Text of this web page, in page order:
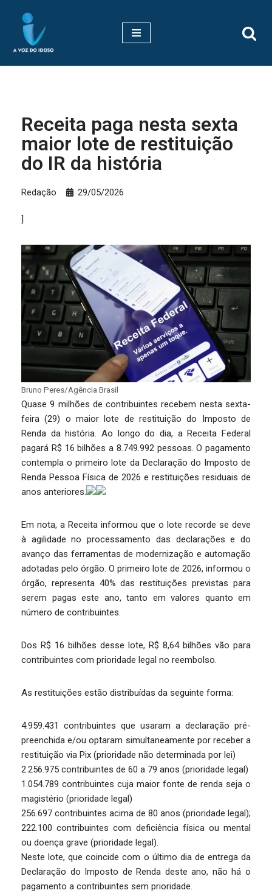
Pular
para
Receita paga nesta sexta
maior lote de restituição
do IR da história
Redação 29/05/2026
]
Bruno Peres/Agência Brasil
Quase 9 milhões de contribuintes recebem nesta sexta-
feira (29) o maior lote de restituição do Imposto de
Renda da história. Ao longo do dia, a Receita Federal
pagará R$ 16 bilhões a 8.749.992 pessoas. O pagamento
contempla o primeiro lote da Declaração do Imposto de
Renda Pessoa Física de 2026 e restituições residuais de
anos anteriores.
Em nota, a Receita informou que o lote recorde se deve
à agilidade no processamento das declarações e do
avanço das ferramentas de modernização e automação
adotadas pelo órgão. O primeiro lote de 2026, informou o
órgão, representa 40% das restituições previstas para
serem pagas este ano, tanto em valores quanto em
número de contribuintes.
Dos R$ 16 bilhões desse lote, R$ 8,64 bilhões vão para
contribuintes com prioridade legal no reembolso.
As restituições estão distribuídas da seguinte forma:
4.959.431 contribuintes que usaram a declaração pré-
preenchida e/ou optaram simultaneamente por receber a
restituição via Pix (prioridade não determinada por lei)
2.256.975 contribuintes de 60 a 79 anos (prioridade legal)
1.054.789 contribuintes cuja maior fonte de renda seja o
magistério (prioridade legal)
256.697 contribuintes acima de 80 anos (prioridade legal);
222.100 contribuintes com deficiência física ou mental
ou doença grave (prioridade legal).
Neste lote, que coincide com o último dia de entrega da
Declaração do Imposto de Renda deste ano, não há o
pagamento a contribuintes sem prioridade.